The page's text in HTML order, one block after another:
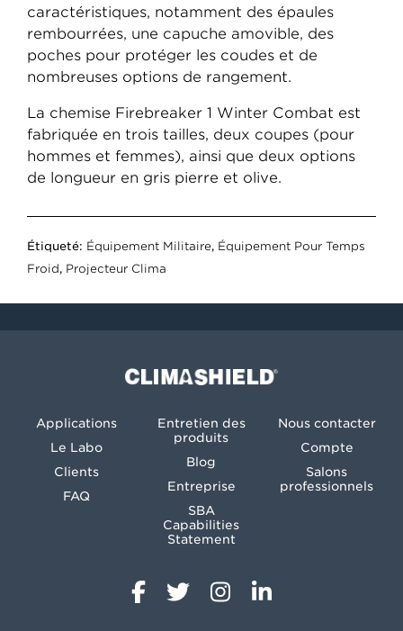
caractéristiques, notamment des épaules
rembourrées, une capuche amovible, des
poches pour protéger les coudes et de
nombreuses options de rangement.
La chemise Firebreaker 1 Winter Combat est
fabriquée en trois tailles, deux coupes (pour
hommes et femmes), ainsi que deux options
de longueur en gris pierre et olive.
Étiqueté: Équipement Militaire, Équipement Pour Temps
Froid, Projecteur Clima
Climashield®
Applications
Le Labo
Clients
FAQ
Entretien des
produits
Blog
Entreprise
SBA
Capabilities
Statement
Nous contacter
Compte
Salons
professionnels